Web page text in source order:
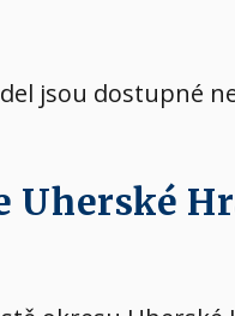
jsou dostupné